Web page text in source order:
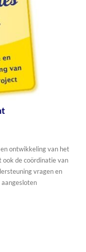
ontwikkeling van het
ook de coördinatie van
vragen en